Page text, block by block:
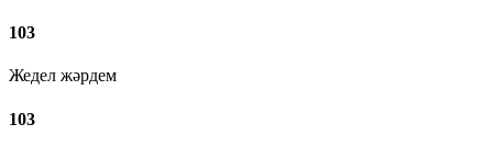
103
Жедел жәрдем
103